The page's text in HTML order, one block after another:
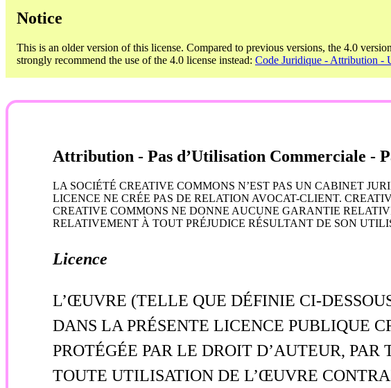
Notice
This is an older version of this license. Compared to previous versions, the 4.0
strongly recommend the use of the 4.0 license instead: Code Juridique - Attribution -
Attribution - Pas d’Utilisation Commerciale -
LA SOCIÉTÉ CREATIVE COMMONS N’EST PAS UN CABINET
LICENCE NE CRÉE PAS DE RELATION AVOCAT-CLIENT.
CREATIVE COMMONS NE DONNE AUCUNE GARANTIE
RELATIVEMENT À TOUT PRÉJUDICE RÉSULTANT DE SON
Licence
L’ŒUVRE (TELLE QUE DÉFINIE CI-
DANS LA PRÉSENTE LICENCE PUBLIQUE
PROTÉGÉE PAR LE DROIT D’AUTEUR,
TOUTE UTILISATION DE L’ŒUVRE